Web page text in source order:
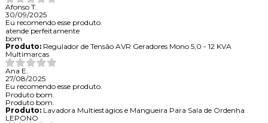
Afonso T.
30/09/2025
Eu recomendo esse produto.
atende perfeitamente
bom
Produto:Regulador de Tensão AVR Geradores Mono 5,0 - 12 KVA
Multimarcas
Ana E.
27/08/2025
Eu recomendo esse produto.
Produto bom.
Produto bom.
Produto:Lavadora Multiestágios e Mangueira Para Sala de Ordenha
LEPONO